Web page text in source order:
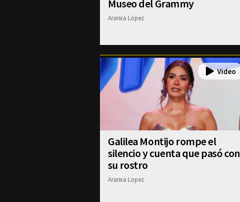
Museo del Grammy
Aranxa Lopez
Galilea Montijo rompe el
silencio y cuenta que pasó con
su rostro
Aranxa Lopez